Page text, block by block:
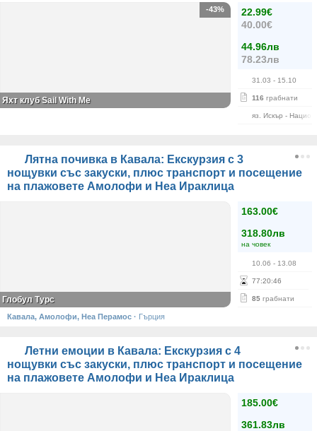
22.99€
40.00€
44.96лв
78.23лв
31.03 - 15.10
116 грабнати
яз. Искър -
-43%
Яхт клуб Sail With Me
Лятна почивка в Кавала: Екскурзия с 3
нощувки със закуски, плюс транспорт и посещение
на плажовете Амолофи и Неа Ираклица
163.00€
318.80лв
на човек
10.06 - 13.08
77:20:45
85 грабнати
Глобул Турс
Кавала, Амолофи, Неа Перамос · Гърция
Летни емоции в Кавала: Екскурзия с 4
нощувки със закуски, плюс транспорт и посещение
на плажовете Амолофи и Неа Ираклица
185.00€
361.83лв